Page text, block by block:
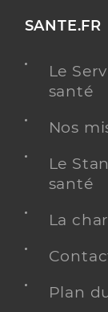
SANTE.FR
Le
santé
Nos
Le
santé
La
Plan